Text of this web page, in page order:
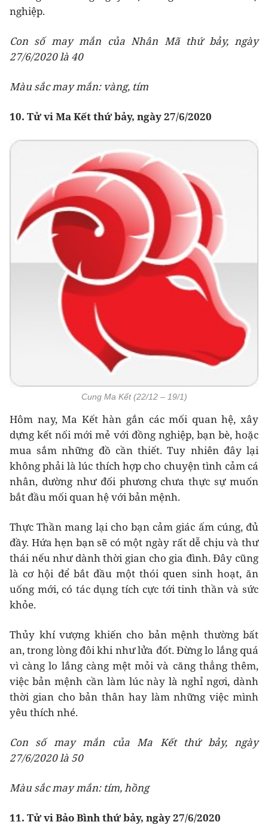
nghiệp.
Con số may mắn của Nhân Mã thứ bảy, ngày
27/6/2020 là 40
Màu sắc may mắn: vàng, tím
10. Tử vi Ma Kết thứ bảy, ngày 27/6/2020
Cung Ma Kết (22/12 – 19/1)
Hôm nay, Ma Kết hàn gắn các mối quan hệ, xây
dựng kết nối mới mẻ với đồng nghiệp, bạn bè, hoặc
mua sắm những đồ cần thiết. Tuy nhiên đây lại
không phải là lúc thích hợp cho chuyện tình cảm cá
nhân, dường như đối phương chưa thực sự muốn
bắt đầu mối quan hệ với bản mệnh.
Thực Thần mang lại cho bạn cảm giác ấm cúng, đủ
đầy. Hứa hẹn bạn sẽ có một ngày rất dễ chịu và thư
thái nếu như dành thời gian cho gia đình. Đây cũng
là cơ hội để bắt đầu một thói quen sinh hoạt, ăn
uống mới, có tác dụng tích cực tới tinh thần và sức
khỏe.
Thủy khí vượng khiến cho bản mệnh thường bất
an, trong lòng đôi khi như lửa đốt. Đừng lo lắng quá
vì càng lo lắng càng mệt mỏi và căng thẳng thêm,
việc bản mệnh cần làm lúc này là nghỉ ngơi, dành
thời gian cho bản thân hay làm những việc mình
yêu thích nhé.
Con số may mắn của Ma Kết thứ bảy, ngày
27/6/2020 là 50
Màu sắc may mắn: tím, hồng
11. Tử vi Bảo Bình thứ bảy, ngày 27/6/2020